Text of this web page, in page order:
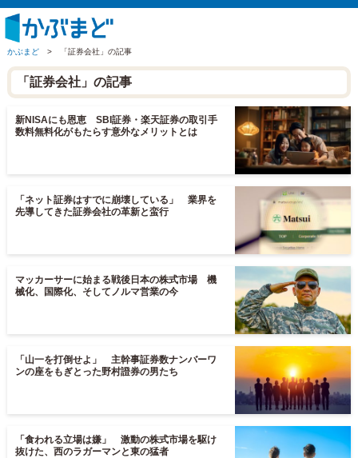
かぶまど > 「証券会社」の記事
「証券会社」の記事
新NISAにも恩恵 SBI証券・楽天証券の取引手
数料無料化がもたらす意外なメリットとは
「ネット証券はすでに崩壊している」 業界を
先導してきた証券会社の革新と蛮行
マッカーサーに始まる戦後日本の株式市場 機
械化、国際化、そしてノルマ営業の今
「山一を打倒せよ」 主幹事証券数ナンバーワ
ンの座をもぎとった野村證券の男たち
「食われる立場は嫌」 激動の株式市場を駆け
抜けた、西のラガーマンと東の猛者